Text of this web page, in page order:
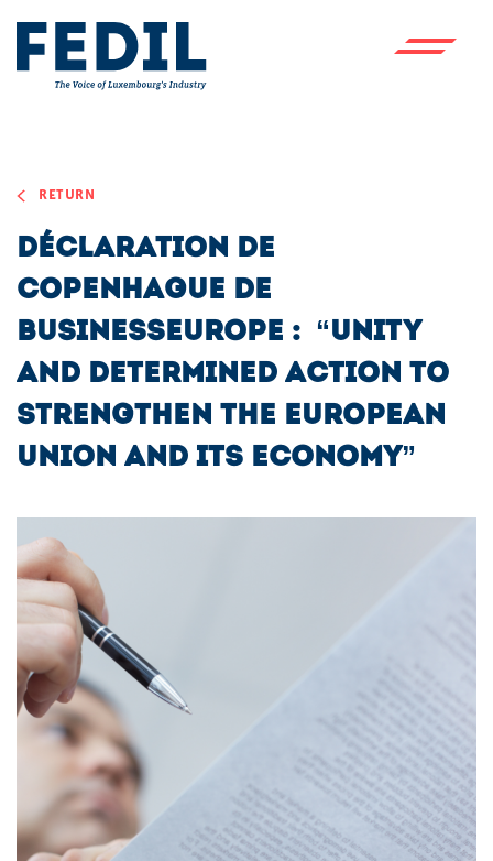
RETURN
Déclaration de
Copenhague de
BusinessEurope : “Unity
and determined action to
strengthen the European
Union and its economy”